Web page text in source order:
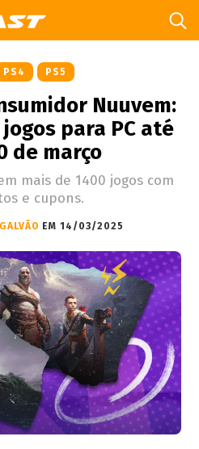
PS4 PS5
Nuuvem:
para PC até
de março
mais de 1400 jogos com
e cupons.
EM 14/03/2025